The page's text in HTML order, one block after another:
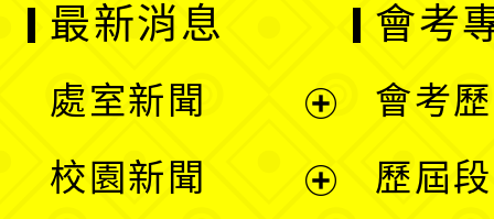
最新消息
處室新聞
校園新聞
會考
會考
歷屆